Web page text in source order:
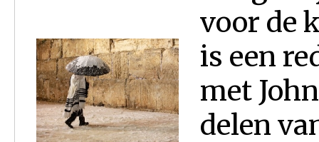
voor de
is een
met
delen